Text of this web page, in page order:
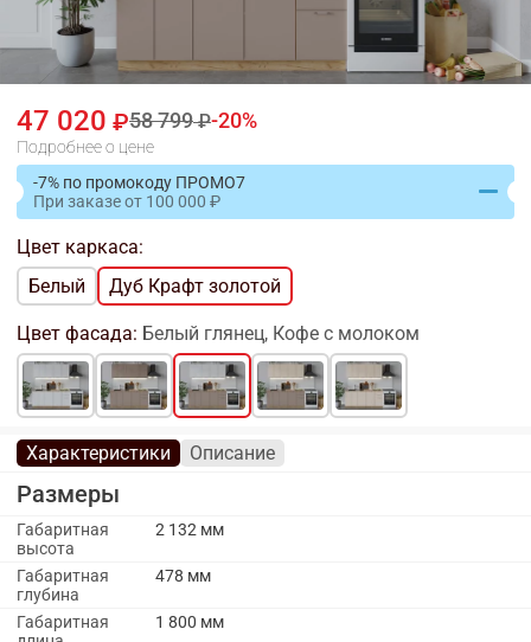
47 020 58 799 20
Подробнее о цене
-7% по промокоду ПРОМО7
При заказеот 100 000
Цвет каркаса:
Белый
Дуб Крафт золотой
Цвет фасада: Белый глянец, Кофе с молоком
Характеристики Описание
Размеры
Габаритная
высота
2 132 мм
Габаритная
глубина
478 мм
Габаритная
1 800 мм